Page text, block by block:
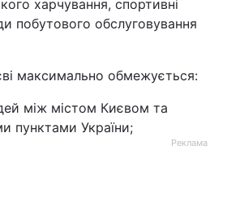
харчування, спортивні
побутового обслуговування
максимально обмежується:
між містом Києвом та
пунктами України;
Реклама